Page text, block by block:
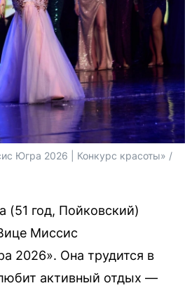
Югра 2026 | Конкурс красоты» /
(51 год, Пойковский)
Миссис
2026». Она трудится в
активный отдых —